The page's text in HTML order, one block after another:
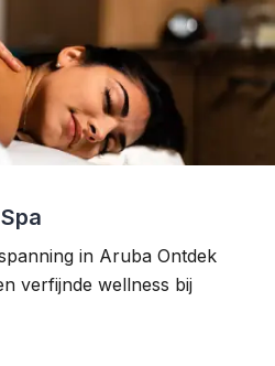
in Aruba Ontdek
verfijnde wellness bij